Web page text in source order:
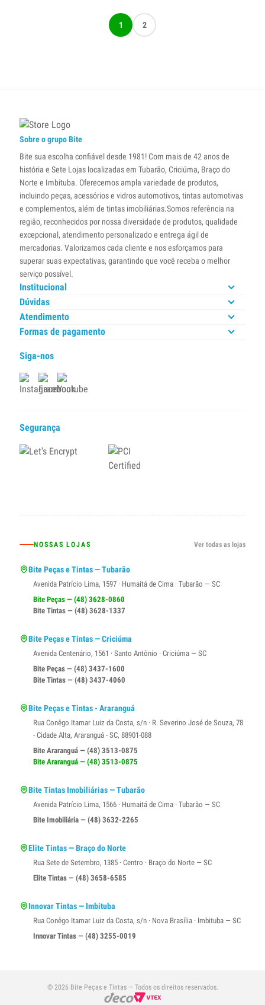
1 2
Sobre o grupo Bite
Bite sua escolha confiável desde 1981! Com mais de 42 anos de
história e Sete Lojas localizadas em Tubarão, Criciúma, Braço do
Norte e Imbituba. Oferecemos ampla variedade de produtos,
incluindo peças, acessórios e vidros automotivos, tintas automotivas
e complementos, além de tintas imobiliárias.Somos referência na
região, reconhecidos por nossa diversidade de produtos, qualidade
excepcional, atendimento personalizado e entrega ágil de
mercadorias. Valorizamos cada cliente e nos esforçamos para
superar suas expectativas, garantindo que você receba o melhor
serviço possível.
Institucional
Dúvidas
Atendimento
Formas de pagamento
Siga-nos
Segurança
NOSSAS LOJAS Ver todas as lojas
Bite Peças e Tintas — Tubarão
Avenida Patrício Lima, 1597 · Humaitá de Cima · Tubarão — SC
Bite Peças — (48) 3628-0860
Bite Tintas — (48) 3628-1337
Bite Peças e Tintas — Criciúma
Avenida Centenário, 1561 · Santo Antônio · Criciúma — SC
Bite Peças — (48) 3437-1600
Bite Tintas — (48) 3437-4060
Bite Peças e Tintas - Araranguá
Rua Conêgo Itamar Luiz da Costa, s/n · R. Severino José de Souza, 78
- Cidade Alta, Araranguá - SC, 88901-088
Bite Araranguá — (48) 3513-0875
Bite Araranguá — (48) 3513-0875
Bite Tintas Imobiliárias — Tubarão
Avenida Patrício Lima, 1566 · Humaitá de Cima · Tubarão — SC
Bite Imobiliária — (48) 3632-2265
Elite Tintas — Braço do Norte
Rua Sete de Setembro, 1385 · Centro · Braço do Norte — SC
Elite Tintas — (48) 3658-6585
Innovar Tintas — Imbituba
Rua Conêgo Itamar Luiz da Costa, s/n · Nova Brasília · Imbituba — SC
Innovar Tintas — (48) 3255-0019
© 2026 Bite Peças e Tintas — Todos os direitos reservados.